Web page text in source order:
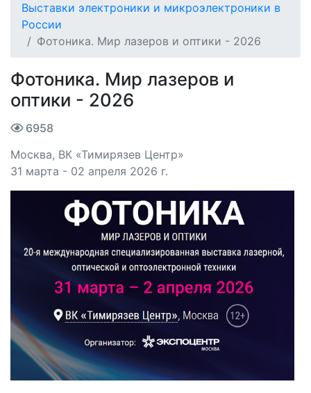
Выставки электроники и микроэлектроники в
России
Фотоника. Мир лазеров и оптики - 2026
Фотоника. Мир лазеров и
оптики - 2026
6958
Москва, ВК «Тимирязев Центр»
31 марта - 02 апреля 2026 г.